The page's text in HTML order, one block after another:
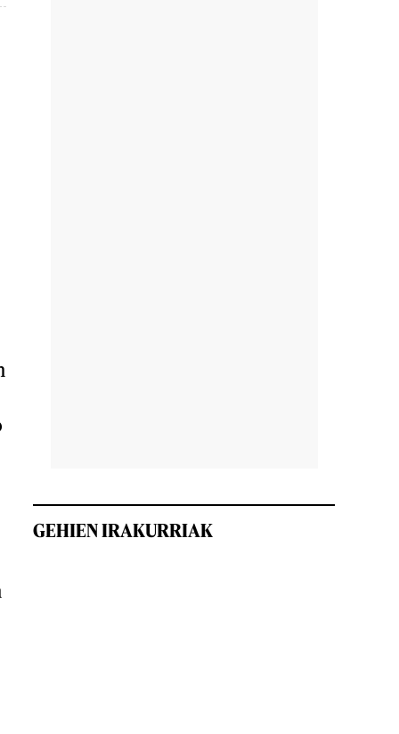
GEHIEN IRAKURRIAK